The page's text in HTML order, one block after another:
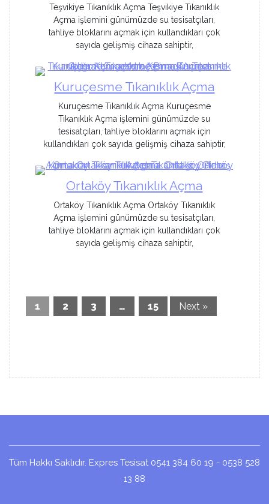
Teşvikiye Tıkanıklık Açma Teşvikiye Tıkanıklık
Açma işlemini günümüzde su tesisatçıları,
tahliye bloklarını açmak için kullandıkları çok
sayıda gelişmiş cihaza sahiptir,
Kuruçesme Tıkanıklık Açma
Kuruçesme Tıkanıklık Açma Kuruçesme
Tıkanıklık Açma işlemini günümüzde su
tesisatçıları, tahliye bloklarını açmak için
kullandıkları çok sayıda gelişmiş cihaza sahiptir,
Ortaköy Tıkanıklık Açma
Ortaköy Tıkanıklık Açma Ortaköy Tıkanıklık
Açma işlemini günümüzde su tesisatçıları,
tahliye bloklarını açmak için kullandıkları çok
sayıda gelişmiş cihaza sahiptir,
1 2 3 … 15 Next »
Tüm Hakkı Saklıdır. Expres Tesisat 0541 384 60 19 - 0538 528
13 88